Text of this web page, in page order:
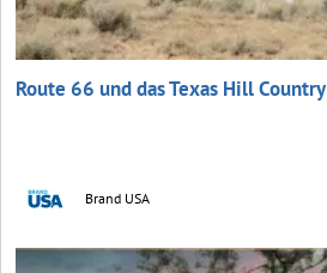
Route 66 und das Texas Hill Country
Brand USA